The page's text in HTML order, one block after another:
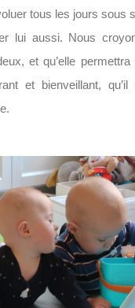
tous les jours sous
lui aussi. Nous
et qu’elle
et bienveillant,